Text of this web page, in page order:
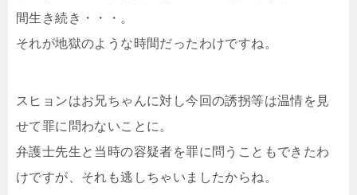
間生き続き・・・。
それが地獄のような時間だったわけですね。
スヒョンはお兄ちゃんに対し今回の誘拐等は温情を見
せて罪に問わないことに。
弁護士先生と当時の容疑者を罪に問うこともできたわ
けですが、それも逃しちゃいましたからね。